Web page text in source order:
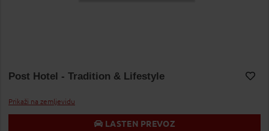
Post Hotel - Tradition & Lifestyle
Prikaži na zemljevidu
LASTEN PREVOZ